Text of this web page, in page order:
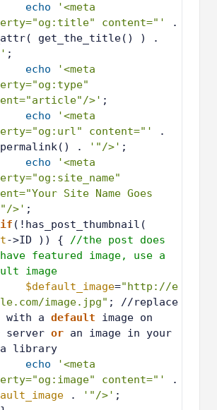
echo
'<meta
content="'
.
;
echo
'<meta
>' ;
echo
'<meta
content="'
.
.
'"/>' ;
echo
'<meta
Site Name Goes
>' ;
if
->ID )) { //the post does
featured image, use a
image
$default_image="http://e
image.jpg" ; //replace
with a default
image on
server or an image in your
library
echo
'<meta
content="'
. '"/>' ;